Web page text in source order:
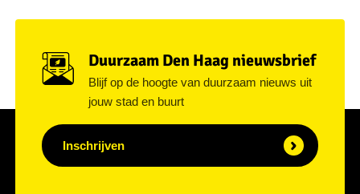
Duurzaam Den Haag nieuwsbrief
Blijf op de hoogte van duurzaam nieuws uit
jouw stad en buurt
Inschrijven